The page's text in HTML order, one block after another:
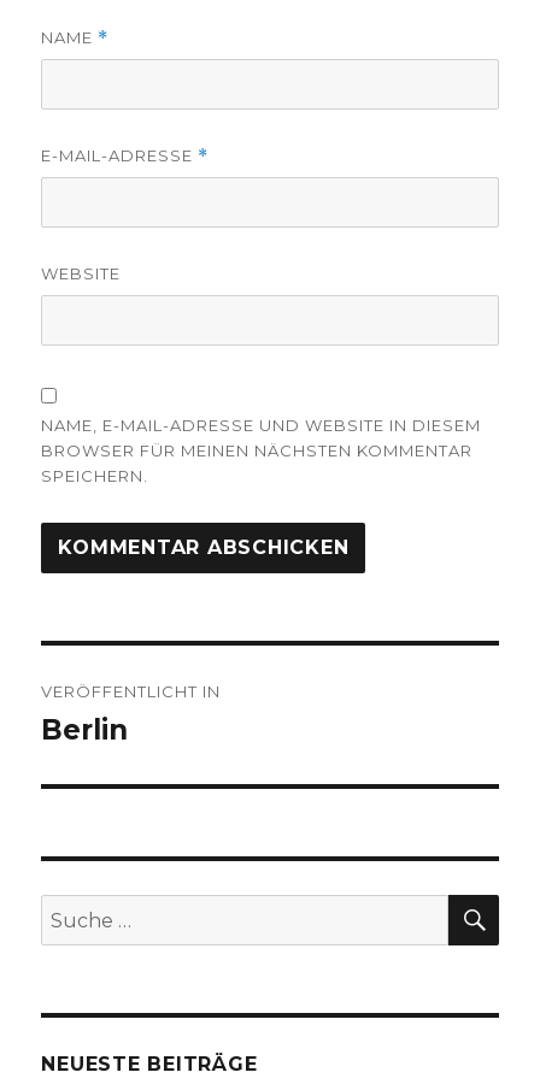
NAME *
E-MAIL-ADRESSE *
WEBSITE
NAME, E-MAIL-ADRESSE UND WEBSITE IN DIESEM
BROWSER FÜR MEINEN NÄCHSTEN KOMMENTAR
SPEICHERN.
VERÖFFENTLICHT IN
Berlin
Suche
nach:
NEUESTE BEITRÄGE